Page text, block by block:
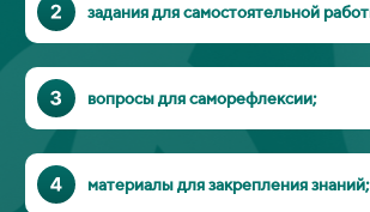
задания для самостоятельной
вопросы для саморефлексии;
материалы для закрепления знаний;